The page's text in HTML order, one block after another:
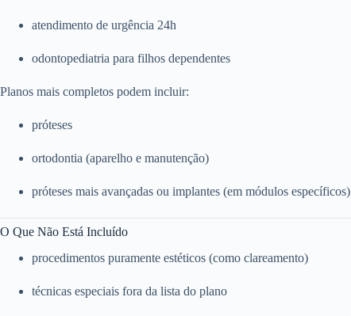
atendimento de urgência 24h
odontopediatria para filhos dependentes
Planos mais completos podem incluir:
próteses
ortodontia (aparelho e manutenção)
próteses mais avançadas ou implantes (em módulos específicos)
O Que Não Está Incluído
procedimentos puramente estéticos (como clareamento)
técnicas especiais fora da lista do plano